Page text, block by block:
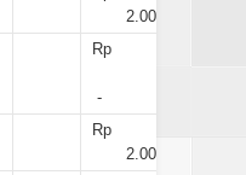
2.000
Rp
-
Rp
2.000